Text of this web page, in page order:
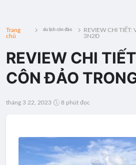
Trang
chủ
du lịch côn đảo
REVIEW CHI
3N2Đ
REVIEW CHI
CÔN ĐẢO
tháng 3 22, 2023 8 phút đọc